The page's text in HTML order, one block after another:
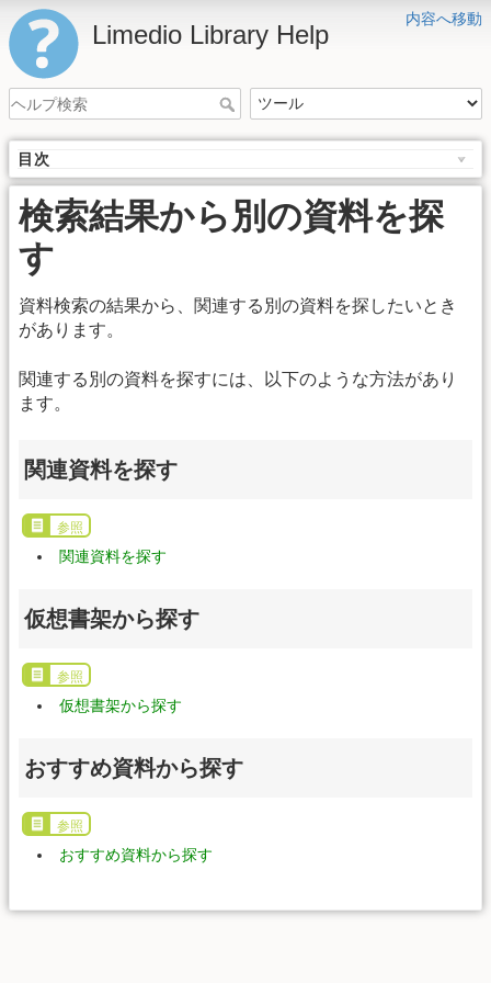
内容へ移動
Limedio Library Help
目次
検索結果から別の資料を探
す
資料検索の結果から、関連する別の資料を探したいとき
があります。
関連する別の資料を探すには、以下のような方法があり
ます。
関連資料を探す
参照
関連資料を探す
仮想書架から探す
参照
仮想書架から探す
おすすめ資料から探す
参照
おすすめ資料から探す